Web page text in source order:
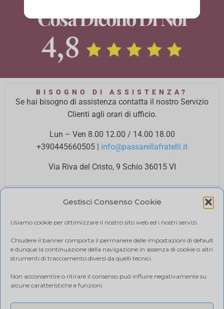
Gestisci Consenso Cookie
Usiamo cookie per ottimizzare il nostro sito web ed i nostri servizi.
Chiudere il banner comporta il permanere delle impostazioni di default
e dunque la continuazione della navigazione in assenza di cookie o altri
strumenti di tracciamento diversi da quelli tecnici.
Non acconsentire o ritirare il consenso può influire negativamente su
alcune caratteristiche e funzioni.
Cosa Dicono Di Noi
BISOGNO DI ASSISTENZA?
Se hai bisogno di assistenza contatta il nostro Servizio
Clienti agli orari di ufficio.
Lun – Ven 8.00 12.00 / 14.00 18.00
+390445660505
info@passarellafratelli.it
Via Riva del Cristo, 9 Schio 36015 VI
I tuoi pagamenti online sono protetti e accettiamo il
RIMBORSI E RESI
Politica di reso
SPEDIZIONE
alla quantità di acquisto. Visualizza il tuo carrello.